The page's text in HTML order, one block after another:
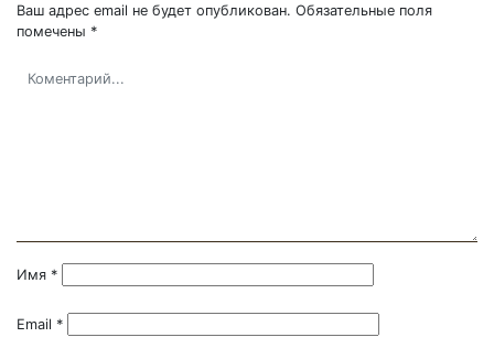
Ваш адрес email не будет опубликован. Обязательные поля
помечены *
Имя *
Email *